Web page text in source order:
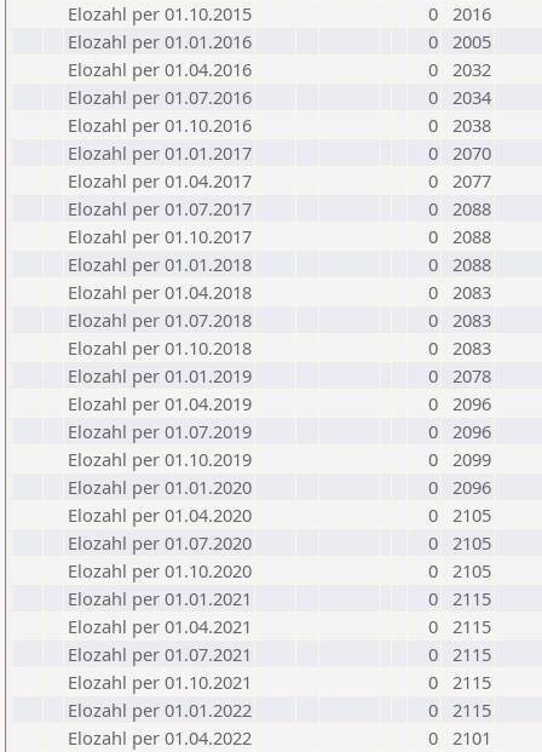
Elozahl per 01.10.2015
0 2016
Elozahl per 01.01.2016
0 2005
Elozahl per 01.04.2016
0 2032
Elozahl per 01.07.2016
0 2034
Elozahl per 01.10.2016
0 2038
Elozahl per 01.01.2017
0 2070
Elozahl per 01.04.2017
0 2077
Elozahl per 01.07.2017
0 2088
Elozahl per 01.10.2017
0 2088
Elozahl per 01.01.2018
0 2088
Elozahl per 01.04.2018
0 2083
Elozahl per 01.07.2018
0 2083
Elozahl per 01.10.2018
0 2083
Elozahl per 01.01.2019
0 2078
Elozahl per 01.04.2019
0 2096
Elozahl per 01.07.2019
0 2096
Elozahl per 01.10.2019
0 2099
Elozahl per 01.01.2020
0 2096
Elozahl per 01.04.2020
0 2105
Elozahl per 01.07.2020
0 2105
Elozahl per 01.10.2020
0 2105
Elozahl per 01.01.2021
0 2115
Elozahl per 01.04.2021
0 2115
Elozahl per 01.07.2021
0 2115
Elozahl per 01.10.2021
0 2115
Elozahl per 01.01.2022
0 2115
Elozahl per 01.04.2022
0 2101